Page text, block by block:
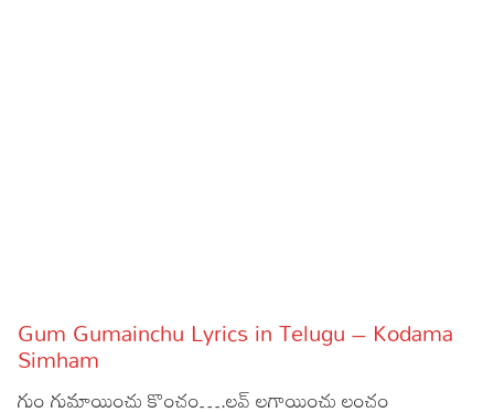
Articles
Facts
Gum Gumainchu Lyrics in Telugu – Kodama
Simham
గుం గుమాయించు కొంచం….లవ్ లగాయించు లంచం